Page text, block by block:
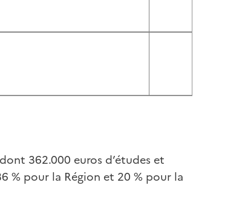
362.000 euros d’études et
% pour la Région et 20 % pour la